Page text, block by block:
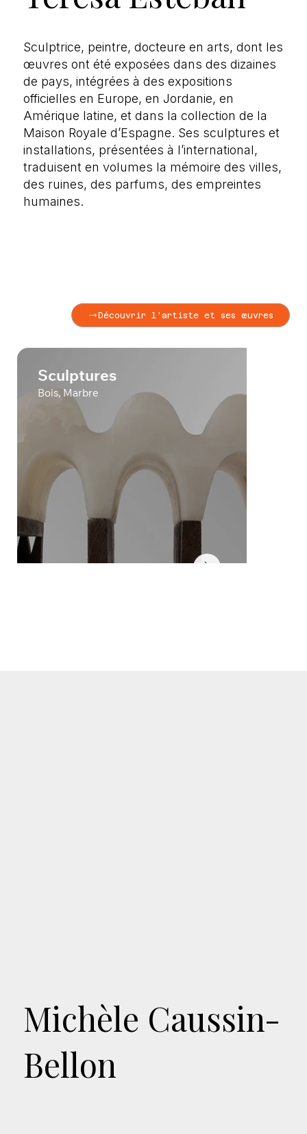
Sculptrice, peintre, docteure en arts, dont les
œuvres ont été exposées dans des dizaines
de pays, intégrées à des expositions
officielles en Europe, en Jordanie, en
Amérique latine, et dans la collection de la
Maison Royale d’Espagne. Ses sculptures et
installations, présentées à l’international,
traduisent en volumes la mémoire des villes,
des ruines, des parfums, des empreintes
humaines.
Découvrir l'artiste et ses œuvres
Sculptures
Bois, Marbre
Michèle Caussin-
Bellon